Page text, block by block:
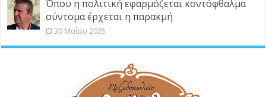
Όπου η πολιτική εφαρμόζεται κοντόφθαλμα
σύντομα έρχεται η παρακμή
30 Μαΐου 2025